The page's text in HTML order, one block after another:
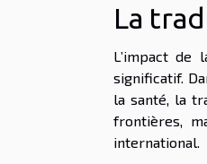
La
L’impact de
significatif.
la santé, la
frontières,
international.